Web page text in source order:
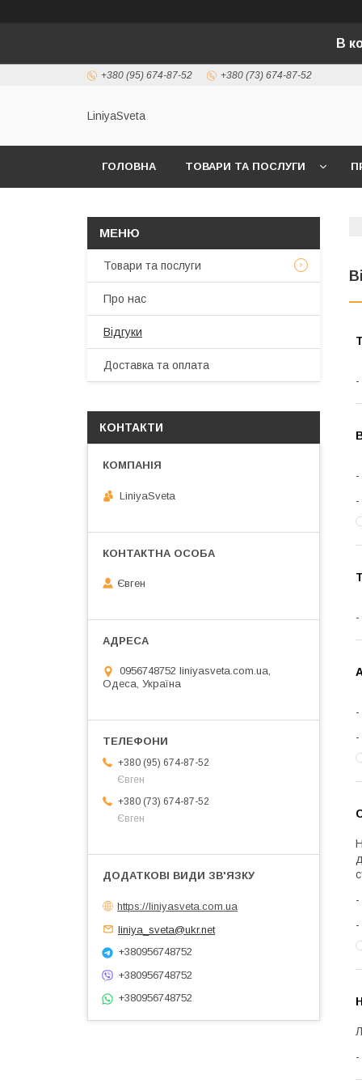
В
+380 (95) 674-87-52 +380 (73) 674-87-52
LiniyaSveta
ГОЛОВНА ТОВАРИ ТА ПОСЛУГИ
Товари та послуги
Про нас
Відгуки
Доставка та оплата
КОНТАКТИ
LiniyaSveta
Євген
0956748752 liniyasveta.com.ua,
Одеса, Україна
+380 (95) 674-87-52
Євген
+380 (73) 674-87-52
Євген
https://liniyasveta.com.ua
liniya_sveta@ukr.net
+380956748752
+380956748752
+380956748752